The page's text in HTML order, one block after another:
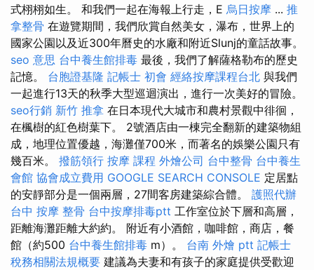
式栩栩如生。 和我們一起在海報上行走，E 烏日按摩 ... 推
拿整骨 在遊覽期間，我們欣賞自然美女，瀑布，世界上的
國家公園以及近300年曆史的水廠和附近Slunj的童話故事。
seo 意思 台中養生館排毒 最後，我們了解薩格勒布的歷史
記憶。 台胞證基隆 記帳士 初會 經絡按摩課程台北 與我們
一起進行13天的秋季大型巡迴演出，進行一次美好的冒險。
seo行銷 新竹 推拿 在日本現代大城市和農村景觀中徘徊，
在楓樹的紅色樹葉下。 2號酒店由一棟完全翻新的建築物組
成，地理位置優越，海灘僅700米，而著名的娛樂公園只有
幾百米。 撥筋領行 按摩 課程 外燴公司 台中整骨 台中養生
會館 協會成立費用 GOOGLE SEARCH CONSOLE 定居點
的安靜部分是一個兩層，27間客房建築綜合體。 護照代辦
台中 按摩 整骨 台中按摩排毒ptt 工作室位於下層和高層，
距離海灘距離大約約。 附近有小酒館，咖啡館，商店，餐
館（約500 台中養生館排毒 m）。 台南 外燴 ptt 記帳士
稅務相關法規概要 建議為夫妻和有孩子的家庭提供受歡迎